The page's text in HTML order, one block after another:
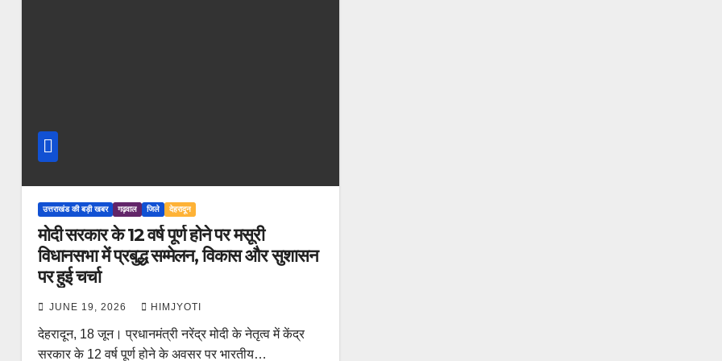
उत्तराखंड की बड़ी खबर गढ़वाल जिले देहरादून
मोदी सरकार के 12 वर्ष पूर्ण होने पर मसूरी
विधानसभा में प्रबुद्ध सम्मेलन, विकास और सुशासन
पर हुई चर्चा
JUNE 19, 2026 HIMJYOTI
देहरादून, 18 जून। प्रधानमंत्री नरेंद्र मोदी के नेतृत्व में केंद्र
सरकार के 12 वर्ष पूर्ण होने के अवसर पर भारतीय…